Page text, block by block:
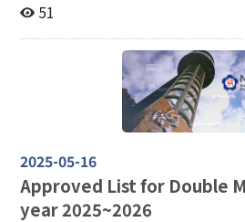
51
2025-05-16
Approved List for Double
year 2025~2026